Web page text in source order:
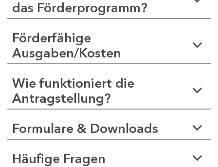
das Förderprogramm?
Förderfähige
Ausgaben/Kosten
Wie funktioniert die
Antragstellung?
Formulare & Downloads
Häufige Fragen